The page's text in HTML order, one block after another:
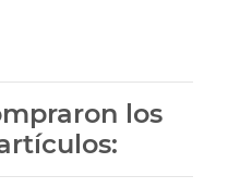
los